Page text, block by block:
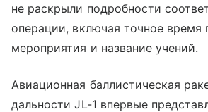
не раскрыли подробности
операции, включая точное время
мероприятия и название учений.
Авиационная баллистическая
дальности JL-1 впервые